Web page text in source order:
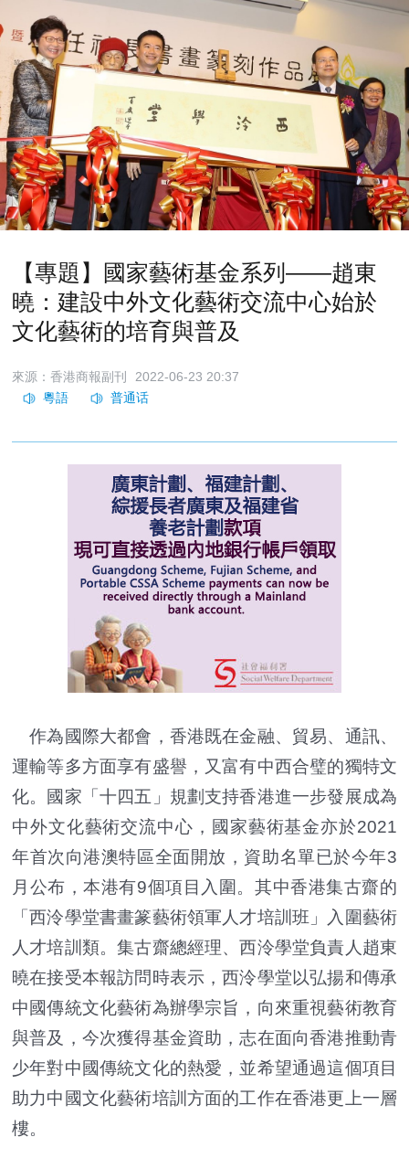
【專題】國家藝術基金系列——趙東
曉：建設中外文化藝術交流中心始於
文化藝術的培育與普及
來源：香港商報副刊 2022-06-23 20:37
作為國際大都會，香港既在金融、貿易、通訊、
運輸等多方面享有盛譽，又富有中西合璧的獨特文
化。國家「十四五」規劃支持香港進一步發展成為
中外文化藝術交流中心，國家藝術基金亦於2021
年首次向港澳特區全面開放，資助名單已於今年3
月公布，本港有9個項目入圍。其中香港集古齋的
「西泠學堂書畫篆藝術領軍人才培訓班」入圍藝術
人才培訓類。集古齋總經理、西泠學堂負責人趙東
曉在接受本報訪問時表示，西泠學堂以弘揚和傳承
中國傳統文化藝術為辦學宗旨，向來重視藝術教育
與普及，今次獲得基金資助，志在面向香港推動青
少年對中國傳統文化的熱愛，並希望通過這個項目
助力中國文化藝術培訓方面的工作在香港更上一層
樓。